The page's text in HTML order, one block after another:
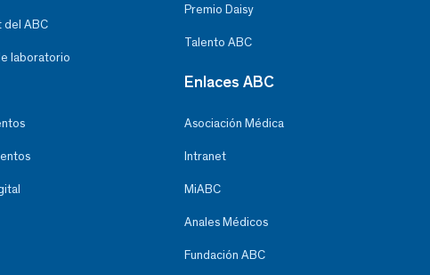
del ABC
laboratorio
Premio Daisy
Talento ABC
Enlaces ABC
Asociación Médica
Intranet
MiABC
Anales Médicos
Fundación ABC